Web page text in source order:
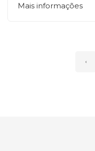
Mais informações
‹